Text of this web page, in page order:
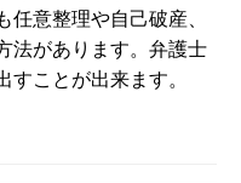
意整理や自己破産、
法があります。弁護士
すことが出来ます。